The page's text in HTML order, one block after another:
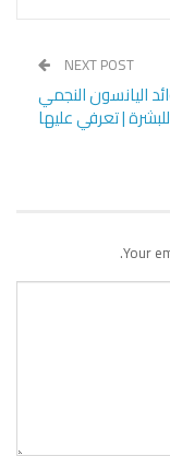
NEXT POST
اليانسون النجمي
للبشرة | تعرفي عليها
Your